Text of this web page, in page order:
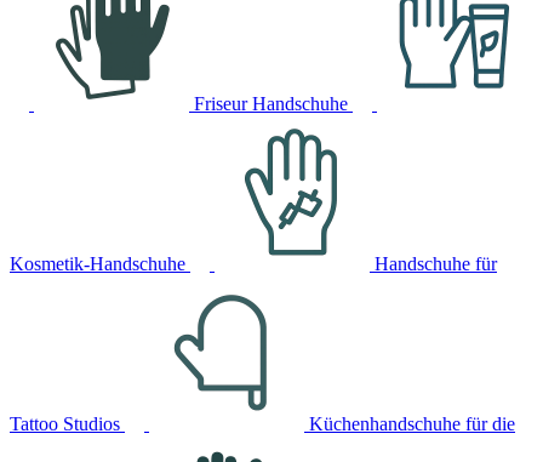
Friseur Handschuhe
Kosmetik-Handschuhe Handschuhe für
Tattoo Studios Küchenhandschuhe für die